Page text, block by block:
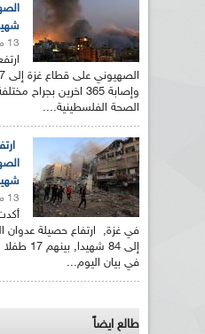
13 مايو 2021
وإصابة 365 اخرين
الصحة الفلسطينية....
13 مايو 2021
في غزة, ارتفاع حصيلة عدوان
في بيان اليوم...
طالع ايضاً